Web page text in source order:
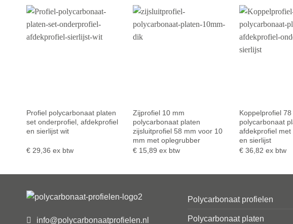
Profiel polycarbonaat platen
set onderprofiel, afdekprofiel
en sierlijst wit
€29,36 ex btw
Zijprofiel 10 mm
polycarbonaat platen
zijsluitprofiel 58 mm voor 10
mm met oplegrubber
€15,89 ex btw
Koppelprofiel
polycarbonaat
afdekprofiel
en sierlijst
€36,82 ex btw
info@polycarbonaatprofielen.nl
Polycarbonaat profielen
Polycarbonaat platen